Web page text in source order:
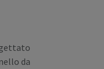
da